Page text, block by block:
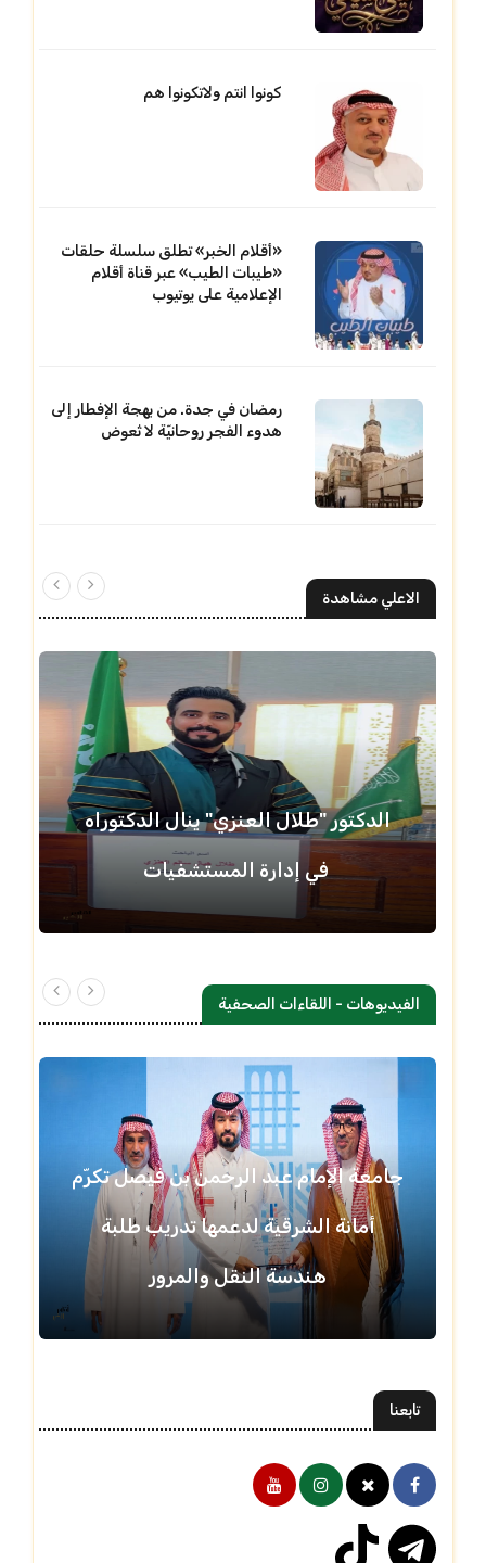
كونوا انتم ولاتكونوا هم
«أقلام الخبر» تطلق سلسلة حلقات
«طيبات الطيب» عبر قناة أقلام
الإعلامية على يوتيوب
رمضان في جدة. من بهجة الإفطار إلى
هدوء الفجر روحانيّة لا تُعوض
الاعلي مشاهدة
الدكتور "طلال العنزي" ينال الدكتوراه
في إدارة المستشفيات
الفيديوهات - اللقاءات الصحفية
جامعة الإمام عبد الرحمن بن فيصل تكرّم
أمانة الشرقية لدعمها تدريب طلبة
هندسة النقل والمرور
تابعنا